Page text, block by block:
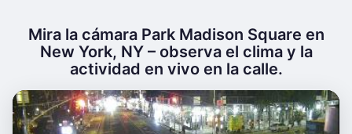
Mira la cámara Park Madison Square en
New York, NY – observa el clima y la
actividad en vivo en la calle.